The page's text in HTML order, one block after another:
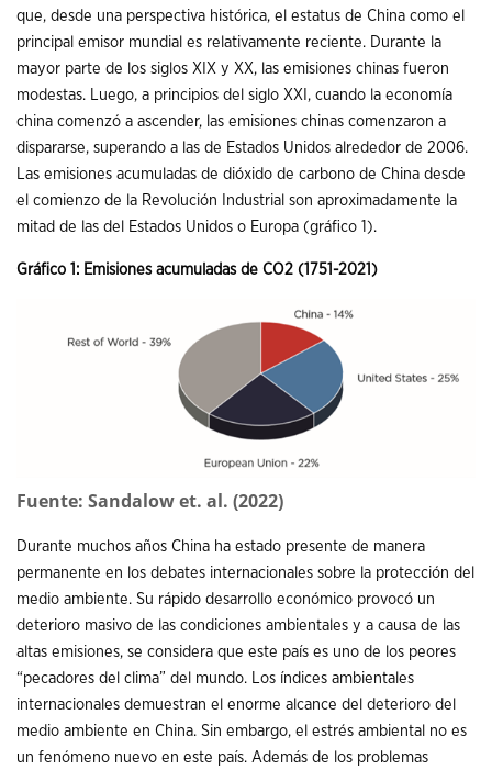
que, desde una perspectiva histórica, el estatus de China como el
principal emisor mundial es relativamente reciente. Durante la
mayor parte de los siglos XIX y XX, las emisiones chinas fueron
modestas. Luego, a principios del siglo XXI, cuando la economía
china comenzó a ascender, las emisiones chinas comenzaron a
dispararse, superando a las de Estados Unidos alrededor de 2006.
Las emisiones acumuladas de dióxido de carbono de China desde
el comienzo de la Revolución Industrial son aproximadamente la
mitad de las del Estados Unidos o Europa (gráfico 1).
Gráfico 1: Emisiones acumuladas de CO2 (1751-2021)
Fuente: Sandalow et. al. (2022)
Durante muchos años China ha estado presente de manera
permanente en los debates internacionales sobre la protección del
medio ambiente. Su rápido desarrollo económico provocó un
deterioro masivo de las condiciones ambientales y a causa de las
altas emisiones, se considera que este país es uno de los peores
“pecadores del clima” del mundo. Los índices ambientales
internacionales demuestran el enorme alcance del deterioro del
medio ambiente en China. Sin embargo, el estrés ambiental no es
un fenómeno nuevo en este país. Además de los problemas